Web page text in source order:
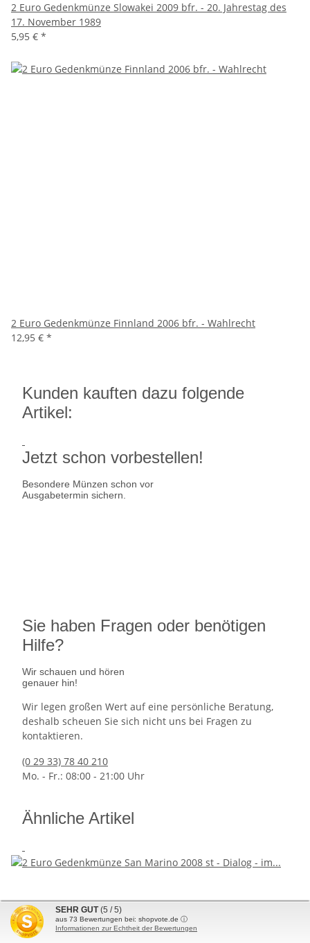
2 Euro Gedenkmünze Slowakei 2009 bfr. - 20. Jahrestag des
17. November 1989
5,95 € *
2 Euro Gedenkmünze Finnland 2006 bfr. - Wahlrecht
12,95 € *
Kunden kauften dazu folgende
Artikel:
Jetzt schon vorbestellen!
Besondere Münzen schon vor
Ausgabetermin sichern.
Sie haben Fragen oder benötigen
Hilfe?
Wir schauen und hören
genauer hin!
Wir legen großen Wert auf eine persönliche Beratung,
deshalb scheuen Sie sich nicht uns bei Fragen zu
kontaktieren.
(0 29 33) 78 40 210
Mo. - Fr.: 08:00 - 21:00 Uhr
Ähnliche Artikel
SEHR GUT (5 / 5)
aus 73 Bewertungen bei: shopvote.de ⓘ
Informationen zur Echtheit der Bewertungen